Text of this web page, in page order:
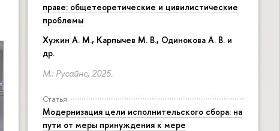
праве: общетеоретические и цивилистические
проблемы
Хужин А. М., Карпычев М. В., Одинокова А. В. и
др.
М.: Русайнс, 2025.
Статья
Модернизация цели исполнительского сбора: на
пути от меры принуждения к мере